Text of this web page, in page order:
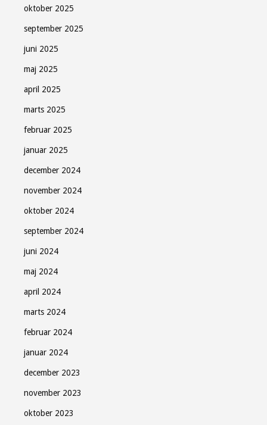
oktober 2025
september 2025
juni 2025
maj 2025
april 2025
marts 2025
februar 2025
januar 2025
december 2024
november 2024
oktober 2024
september 2024
juni 2024
maj 2024
april 2024
marts 2024
februar 2024
januar 2024
december 2023
november 2023
oktober 2023